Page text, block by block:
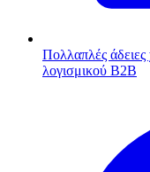
Πολλαπλές άδειες
λογισμικού B2B